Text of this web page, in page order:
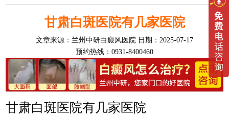
甘肃白斑医院有几家医院
文章来源： 兰州中研白癜风医院 日期：2025-07-17
预约热线：0931-8400460
甘肃白斑医院有几家医院